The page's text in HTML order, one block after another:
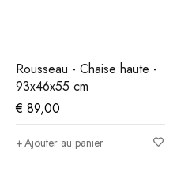
Rousseau - Chaise haute -
93x46x55 cm
€ 89,00
Ajouter au panier